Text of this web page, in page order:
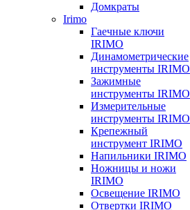
Домкраты
Irimo
Гаечные ключи
IRIMO
Динамометрические
инструменты IRIMO
Зажимные
инструменты IRIMO
Измерительные
инструменты IRIMO
Крепежный
инструмент IRIMO
Напильники IRIMO
Ножницы и ножи
IRIMO
Освещение IRIMO
Отвертки IRIMO